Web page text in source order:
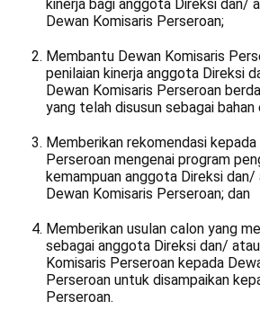
kinerja bagi anggota Direksi dan/
Dewan Komisaris Perseroan;
Membantu Dewan Komisaris
penilaian kinerja anggota Direksi
Dewan Komisaris Perseroan
yang telah disusun sebagai bahan
Memberikan rekomendasi
Perseroan mengenai program
kemampuan anggota Direksi
Dewan Komisaris Perseroan; dan
Memberikan usulan calon yang
sebagai anggota Direksi dan/
Komisaris Perseroan kepada
Perseroan untuk disampaikan
Perseroan.